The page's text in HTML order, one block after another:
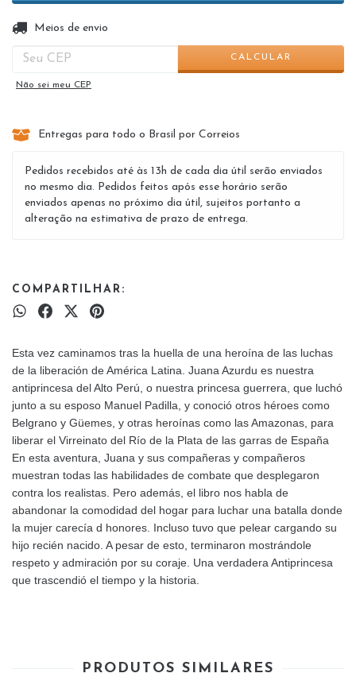
Entregas para o CEP:
Meios de envio
CALCULAR
Não sei meu CEP
Entregas para todo o Brasil por Correios
Pedidos recebidos até às 13h de cada dia útil serão enviados
no mesmo dia. Pedidos feitos após esse horário serão
enviados apenas no próximo dia útil, sujeitos portanto a
alteração na estimativa de prazo de entrega.
COMPARTILHAR:
Esta vez caminamos tras la huella de una heroína de las luchas
de la liberación de América Latina. Juana Azurdu es nuestra
antiprincesa del Alto Perú, o nuestra princesa guerrera, que luchó
junto a su esposo Manuel Padilla, y conoció otros héroes como
Belgrano y Güemes, y otras heroínas como las Amazonas, para
liberar el Virreinato del Río de la Plata de las garras de España
En esta aventura, Juana y sus compañeras y compañeros
muestran todas las habilidades de combate que desplegaron
contra los realistas. Pero además, el libro nos habla de
abandonar la comodidad del hogar para luchar una batalla donde
la mujer carecía d honores. Incluso tuvo que pelear cargando su
hijo recién nacido. A pesar de esto, terminaron mostrándole
respeto y admiración por su coraje. Una verdadera Antiprincesa
que trascendió el tiempo y la historia.
PRODUTOS SIMILARES